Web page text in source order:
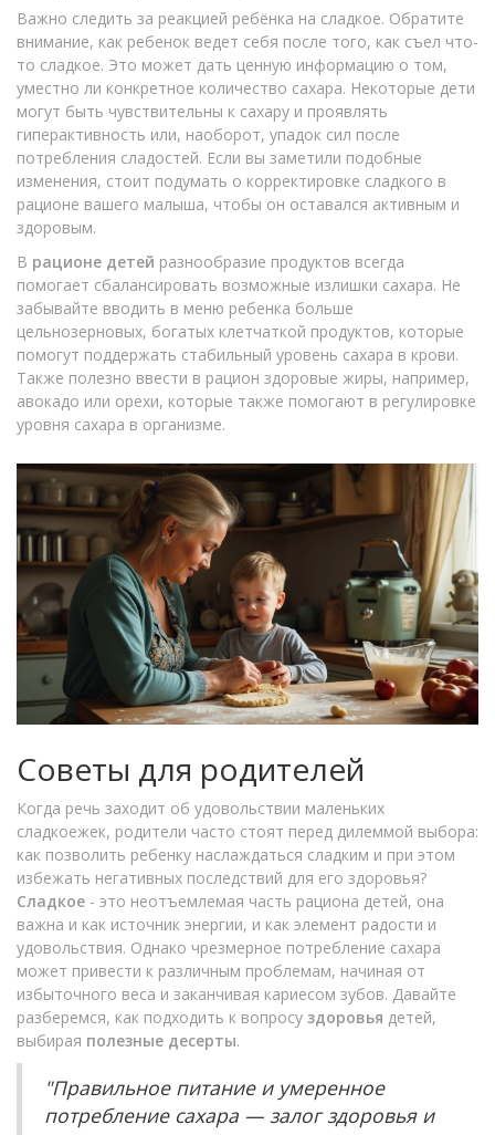
Важно следить за реакцией ребёнка на сладкое. Обратите
внимание, как ребенок ведет себя после того, как съел что-
то сладкое. Это может дать ценную информацию о том,
уместно ли конкретное количество сахара. Некоторые дети
могут быть чувствительны к сахару и проявлять
гиперактивность или, наоборот, упадок сил после
потребления сладостей. Если вы заметили подобные
изменения, стоит подумать о корректировке сладкого в
рационе вашего малыша, чтобы он оставался активным и
здоровым.
В рационе детей разнообразие продуктов всегда
помогает сбалансировать возможные излишки сахара. Не
забывайте вводить в меню ребенка больше
цельнозерновых, богатых клетчаткой продуктов, которые
помогут поддержать стабильный уровень сахара в крови.
Также полезно ввести в рацион здоровые жиры, например,
авокадо или орехи, которые также помогают в регулировке
уровня сахара в организме.
Советы для родителей
Когда речь заходит об удовольствии маленьких
сладкоежек, родители часто стоят перед дилеммой выбора:
как позволить ребенку наслаждаться сладким и при этом
избежать негативных последствий для его здоровья?
Сладкое - это неотъемлемая часть рациона детей, она
важна и как источник энергии, и как элемент радости и
удовольствия. Однако чрезмерное потребление сахара
может привести к различным проблемам, начиная от
избыточного веса и заканчивая кариесом зубов. Давайте
разберемся, как подходить к вопросу здоровья детей,
выбирая полезные десерты.
"Правильное питание и умеренное
потребление сахара — залог здоровья и